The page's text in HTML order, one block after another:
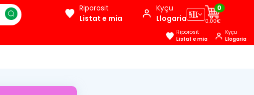
Riporosit
Listat e mia
Kyçu
Llogaria🇦🇱
0
0.00€
Riporosit
Listat e mia
Kyçu
Llogaria